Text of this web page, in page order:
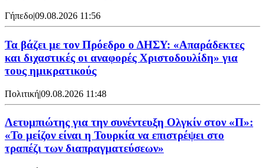
Γήπεδο|09.08.2026 11:56
Τα βάζει με τον Πρόεδρο ο ΔΗΣΥ: «Απαράδεκτες
και διχαστικές οι αναφορές Χριστοδουλίδη» για
τους ημικρατικούς
Πολιτική|09.08.2026 11:48
Λετυμπιώτης για την συνέντευξη Ολγκίν στον «Π»:
«Το μείζον είναι η Τουρκία να επιστρέψει στο
τραπέζι των διαπραγματεύσεων»